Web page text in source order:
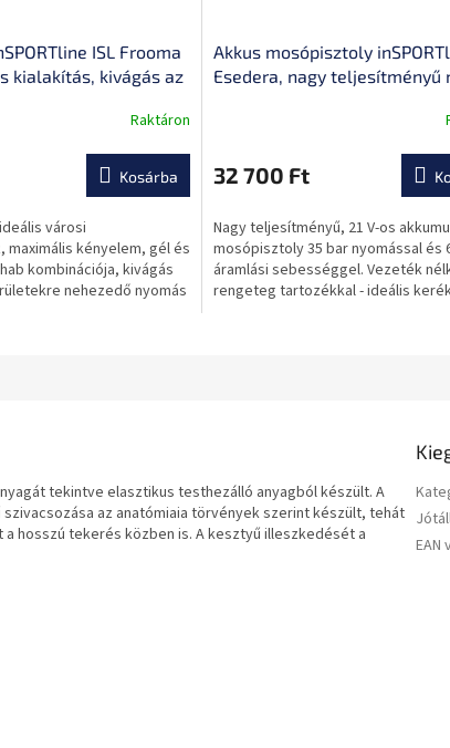
ISL Frooma
kialakítás, kivágás az
Raktáron
Kosárba
városi
kényelem, gél és
kombinációja, kivágás
nehezedő nyomás
Akkus mosópisztoly
Esedera, nagy teljesítményű
32 700 Ft
Nagy teljesítményű, 21 V-os
mosópisztoly 35 bar nyomással és
áramlási sebességgel. Vezeték
rengeteg tartozékkal - ideális
tekintve elasztikus testhezálló anyagból készült. A
az anatómiaia törvények szerint készült, tehát
hosszú tekerés közben is. A kesztyű illeszkedését a
EAN